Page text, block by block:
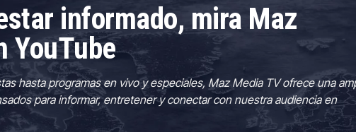
informado, mira Maz
YouTube
hasta programas en vivo y especiales, Maz Media TV ofrece una
para informar, entretener y conectar con nuestra audiencia en